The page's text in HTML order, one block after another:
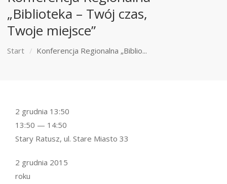
„Biblioteka – Twój czas,
Twoje miejsce”
Start Konferencja Regionalna „Biblio...
2 grudnia 2015
roku
2 grudnia 13:50
13:50 — 14:50
Stary Ratusz, ul. Stare Miasto 33